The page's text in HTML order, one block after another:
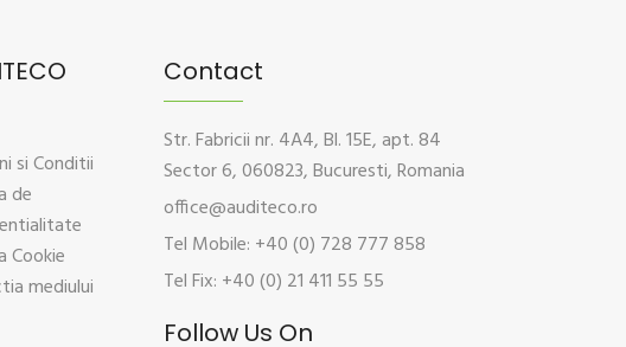
si Conditii
de
Cookie
mediului
Contact
Str. Fabricii nr. 4A4, Bl. 15E, apt. 84
Sector 6, 060823, Bucuresti, Romania
office@auditeco.ro
Tel Mobile: +40 (0) 728 777 858
Tel Fix: +40 (0) 21 411 55 55
Follow Us On